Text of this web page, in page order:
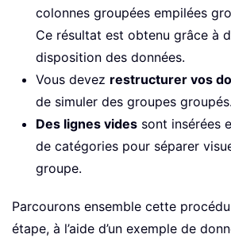
colonnes groupées empilées
Ce résultat est obtenu grâce à
disposition des données.
Vous devez restructurer vos
de simuler des groupes groupés.
Des lignes vides sont insérées
de catégories pour séparer
groupe.
Parcourons ensemble cette
étape, à l’aide d’un exemple de